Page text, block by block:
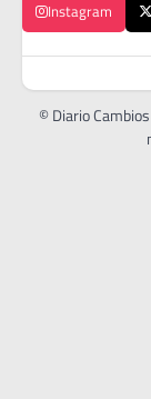
Instagram